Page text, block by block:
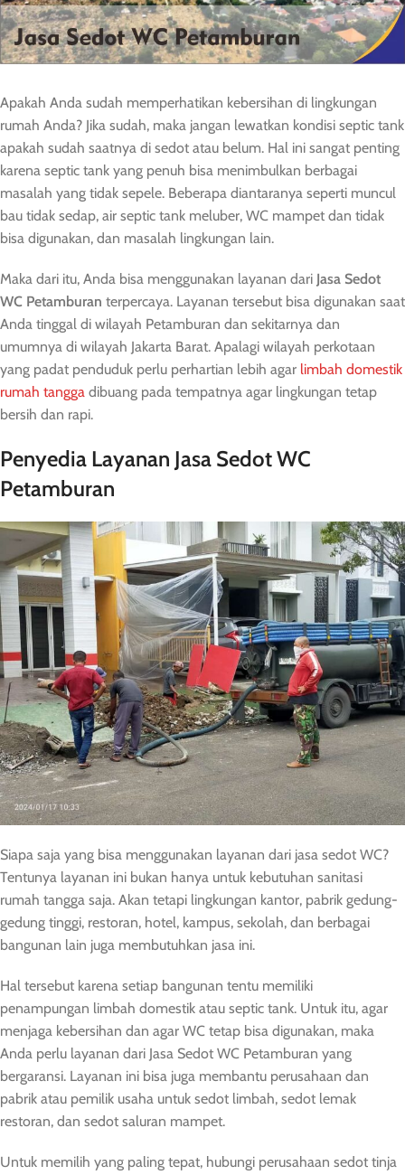
Apakah Anda sudah memperhatikan kebersihan di lingkungan
rumah Anda? Jika sudah, maka jangan lewatkan kondisi septic tank
apakah sudah saatnya di sedot atau belum. Hal ini sangat penting
karena septic tank yang penuh bisa menimbulkan berbagai
masalah yang tidak sepele. Beberapa diantaranya seperti muncul
bau tidak sedap, air septic tank meluber, WC mampet dan tidak
bisa digunakan, dan masalah lingkungan lain.
Maka dari itu, Anda bisa menggunakan layanan dari Jasa Sedot
WC Petamburan terpercaya. Layanan tersebut bisa digunakan saat
Anda tinggal di wilayah Petamburan dan sekitarnya dan
umumnya di wilayah Jakarta Barat. Apalagi wilayah perkotaan
yang padat penduduk perlu perhartian lebih agar limbah domestik
rumah tangga dibuang pada tempatnya agar lingkungan tetap
bersih dan rapi.
Penyedia Layanan Jasa Sedot WC
Petamburan
Siapa saja yang bisa menggunakan layanan dari jasa sedot WC?
Tentunya layanan ini bukan hanya untuk kebutuhan sanitasi
rumah tangga saja. Akan tetapi lingkungan kantor, pabrik gedung-
gedung tinggi, restoran, hotel, kampus, sekolah, dan berbagai
bangunan lain juga membutuhkan jasa ini.
Hal tersebut karena setiap bangunan tentu memiliki
penampungan limbah domestik atau septic tank. Untuk itu, agar
menjaga kebersihan dan agar WC tetap bisa digunakan, maka
Anda perlu layanan dari Jasa Sedot WC Petamburan yang
bergaransi. Layanan ini bisa juga membantu perusahaan dan
pabrik atau pemilik usaha untuk sedot limbah, sedot lemak
restoran, dan sedot saluran mampet.
Untuk memilih yang paling tepat, hubungi perusahaan sedot tinja